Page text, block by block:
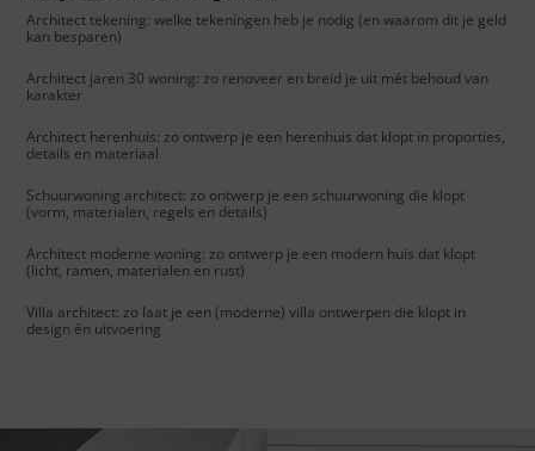
Architect tekening: welke tekeningen heb je nodig (en waarom dit je geld
kan besparen)
Architect jaren 30 woning: zo renoveer en breid je uit mét behoud van
karakter
Architect herenhuis: zo ontwerp je een herenhuis dat klopt in proporties,
details en materiaal
Schuurwoning architect: zo ontwerp je een schuurwoning die klopt
(vorm, materialen, regels en details)
Architect moderne woning: zo ontwerp je een modern huis dat klopt
(licht, ramen, materialen en rust)
Villa architect: zo laat je een (moderne) villa ontwerpen die klopt in
design én uitvoering